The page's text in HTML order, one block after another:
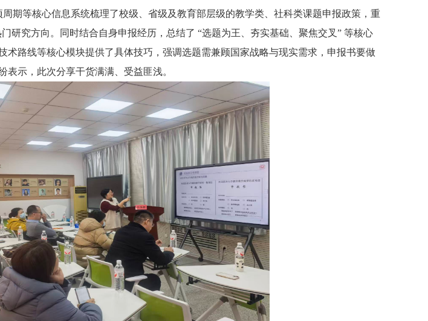
期等核心信息系统梳理了校级、省级及教育部层级的教学类、社科类课题申报政策，重
研究方向。同时结合自身申报经历，总结了 “选题为王、夯实基础、聚焦交叉” 等核心
术路线等核心模块提供了具体技巧，强调选题需兼顾国家战略与现实需求，申报书要做
示，此次分享干货满满、受益匪浅。